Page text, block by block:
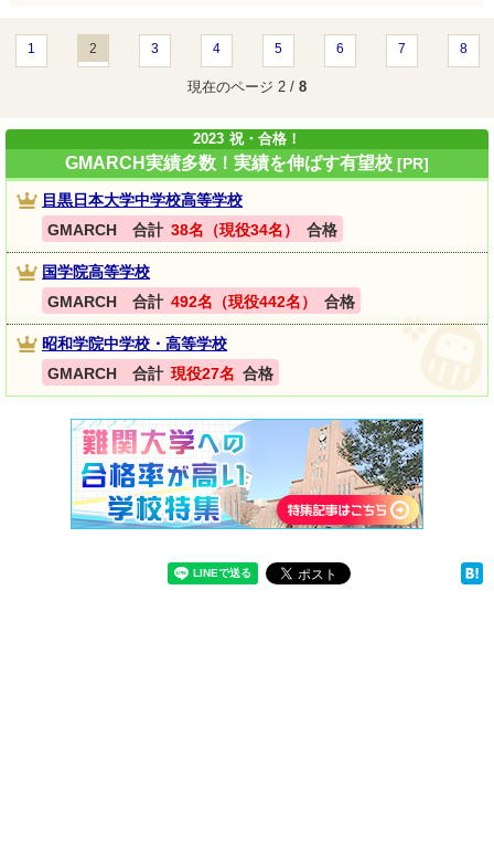
1 2 3 4 5 6 7 8
現在のページ 2 / 8
2023 祝・合格！
GMARCH実績多数！実績を伸ばす有望校 [PR]
目黒日本大学中学校高等学校
GMARCH 合計 38名（現役34名） 合格
国学院高等学校
GMARCH 合計 492名（現役442名） 合格
昭和学院中学校・高等学校
GMARCH 合計 現役27名 合格